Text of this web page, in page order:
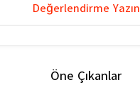
Değerlendirme Yazın
Öne Çıkanlar